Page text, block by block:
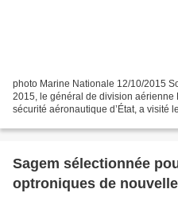
photo Marine Nationale 12/10/2015
2015, le général de division aérienne
sécurité aéronautique d’État, a visité
Sagem sélectionnée
optroniques de